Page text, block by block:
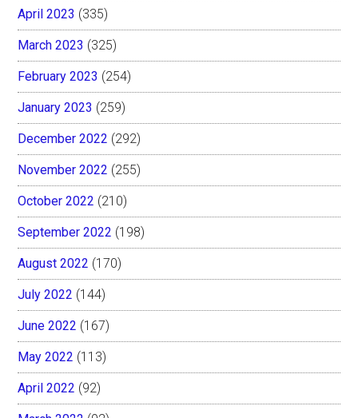
April 2023 (335)
March 2023 (325)
February 2023 (254)
January 2023 (259)
December 2022 (292)
November 2022 (255)
October 2022 (210)
September 2022 (198)
August 2022 (170)
July 2022 (144)
June 2022 (167)
May 2022 (113)
April 2022 (92)